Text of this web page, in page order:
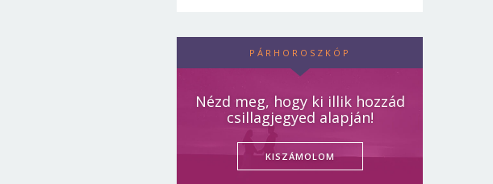
PÁRHOROSZKÓP
Nézd meg, hogy ki illik hozzád
csillagjegyed alapján!
KISZÁMOLOM